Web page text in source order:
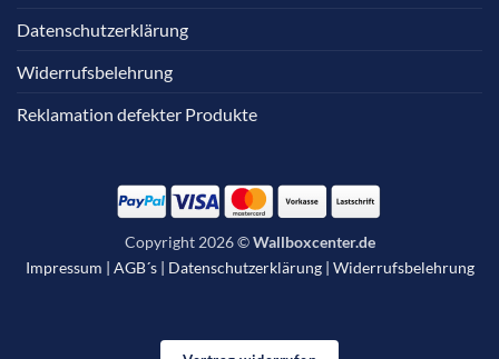
Datenschutzerklärung
Widerrufsbelehrung
Reklamation defekter Produkte
Copyright 2026 ©Wallboxcenter.de
Impressum | AGB´s| Datenschutzerklärung| Widerrufsbelehrung